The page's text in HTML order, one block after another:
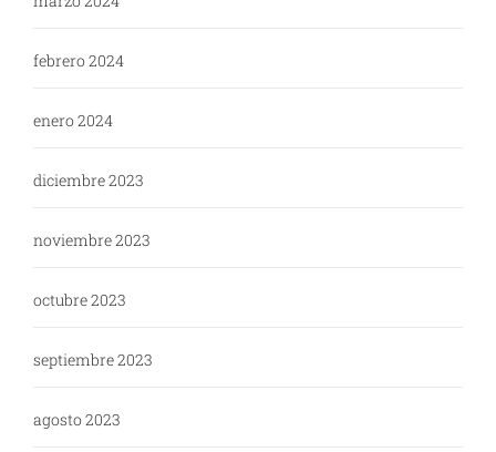
febrero 2024
enero 2024
diciembre 2023
noviembre 2023
octubre 2023
septiembre 2023
agosto 2023